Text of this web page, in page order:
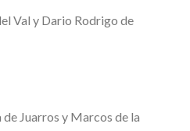
Val y Dario Rodrigo de
Juarros y Marcos de la